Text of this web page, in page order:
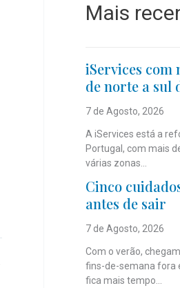
Mais
iServices com
de norte a sul
7 de Agosto, 2026
A iServices está a
Portugal, com mais
várias zonas...
Cinco
antes de sair
7 de Agosto, 2026
Com o verão,
fins-de-semana fora
fica mais tempo...